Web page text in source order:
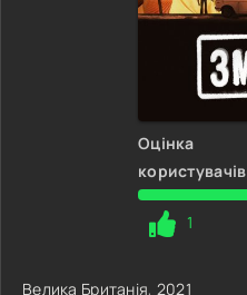
Оцінка
користувачів
1
Велика Британія, 2021